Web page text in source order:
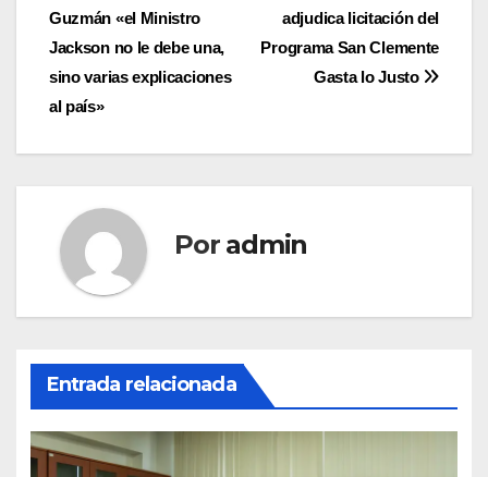
de
entradas
adjudica licitación del
Programa San Clemente
Gasta lo Justo
Guzmán «el Ministro
Jackson no le debe una,
sino varias explicaciones
al país»
Por admin
Entrada relacionada